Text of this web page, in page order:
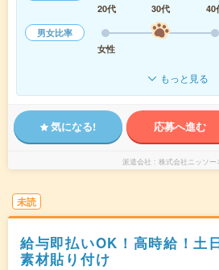
20代
30代 40
男女比率
女性
もっと見る
気になる! 応募へ進む
派遣会社 株式会社ニッソー
未読
給与即払いOK！高時給！土
素材貼り付け